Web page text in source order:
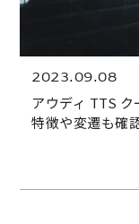
2023.09.08
アウディ TTS
特徴や変遷も確